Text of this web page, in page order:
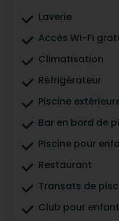
Laverie
Accès Wi-Fi
Climatisation
Réfrigérateur
Piscine
Bar en bord de
Piscine pour
Restaurant
Transats de
Club pour